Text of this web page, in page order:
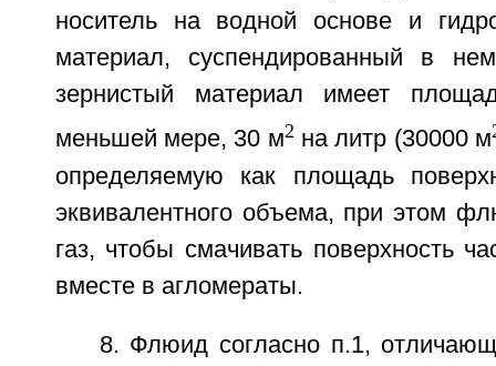
носитель на водной основе и
материал, суспендированный в
зернистый материал имеет
меньшей мере, 30 м2 на литр (30000 м
определяемую как площадь
эквивалентного объема, при этом
газ, чтобы смачивать поверхность
вместе в агломераты.
8. Флюид согласно п.1,